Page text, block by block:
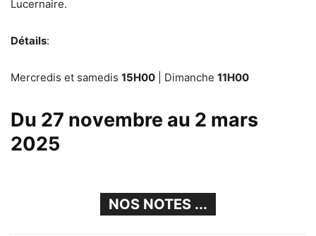
Lucernaire.
Détails:
Mercredis et samedis 15H00 | Dimanche 11H00
Du 27 novembre au 2 mars
2025
NOS NOTES ...